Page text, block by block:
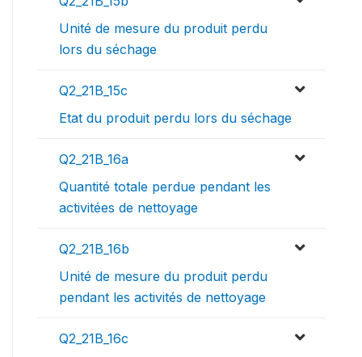
Unité de mesure du produit perdu
lors du séchage
Q2_21B_15c
Etat du produit perdu lors du séchage
Q2_21B_16a
Quantité totale perdue pendant les
activitées de nettoyage
Q2_21B_16b
Unité de mesure du produit perdu
pendant les activités de nettoyage
Q2_21B_16c